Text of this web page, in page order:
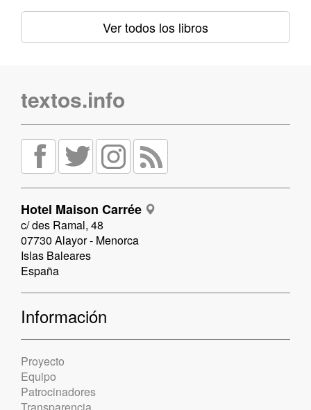
Ver todos los libros
textos.info
Hotel Maison Carrée
c/ des Ramal, 48
07730 Alayor - Menorca
Islas Baleares
España
Información
Proyecto
Equipo
Patrocinadores
Transparencia